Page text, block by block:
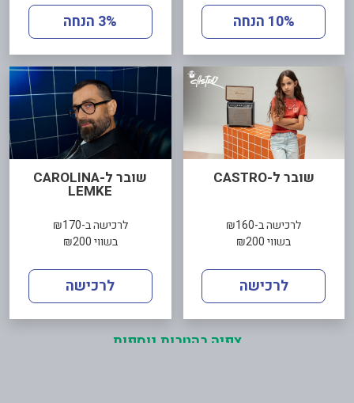
10% הנחה 3% הנחה
שובר ל-CASTRO
לרכישה ב-₪160
בשווי ₪200
לרכישה
שובר ל-CAROLINA
LEMKE
לרכישה ב-₪170
בשווי ₪200
לרכישה
צפיה בהטבות נוספות